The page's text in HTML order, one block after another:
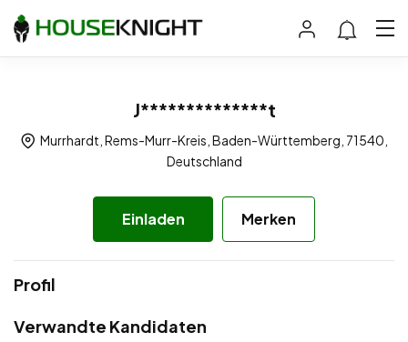
J**************t
Murrhardt, Rems-Murr-Kreis, Baden-Württemberg, 71540,
Deutschland
Einladen Merken
Profil
Verwandte Kandidaten